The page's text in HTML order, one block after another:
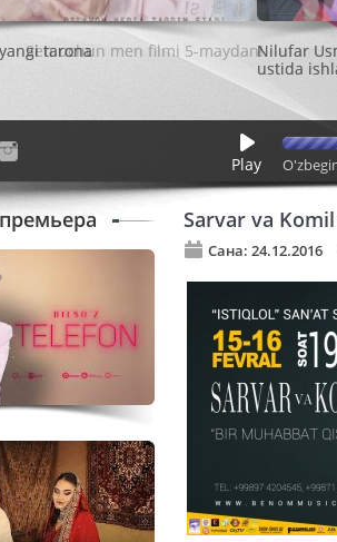
Sen uchun men filmi 5-maydan!
Play
Sarvar va
Сана: 24.12.2016